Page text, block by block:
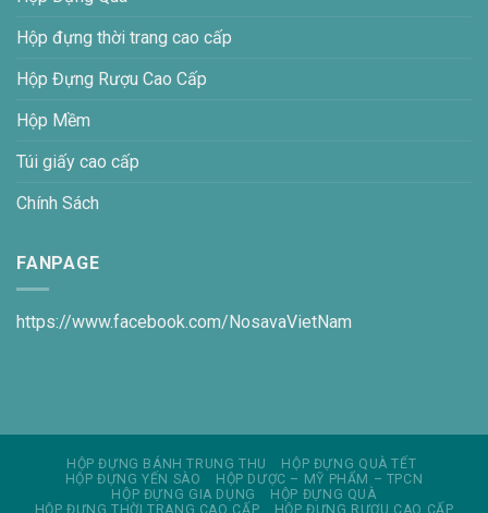
Hộp đựng thời trang cao cấp
Hộp Đựng Rượu Cao Cấp
Hộp Mềm
Túi giấy cao cấp
Chính Sách
FANPAGE
https://www.facebook.com/NosavaVietNam
HỘP ĐỰNG BÁNH TRUNG THU
HỘP ĐỰNG QUÀ TẾT
HỘP ĐỰNG YẾN SÀO
HỘP DƯỢC – MỸ PHẨM – TPCN
HỘP ĐỰNG GIA DỤNG
HỘP ĐỰNG QUÀ
HỘP ĐỰNG THỜI TRANG CAO CẤP
HỘP ĐỰNG RƯỢU CAO CẤP